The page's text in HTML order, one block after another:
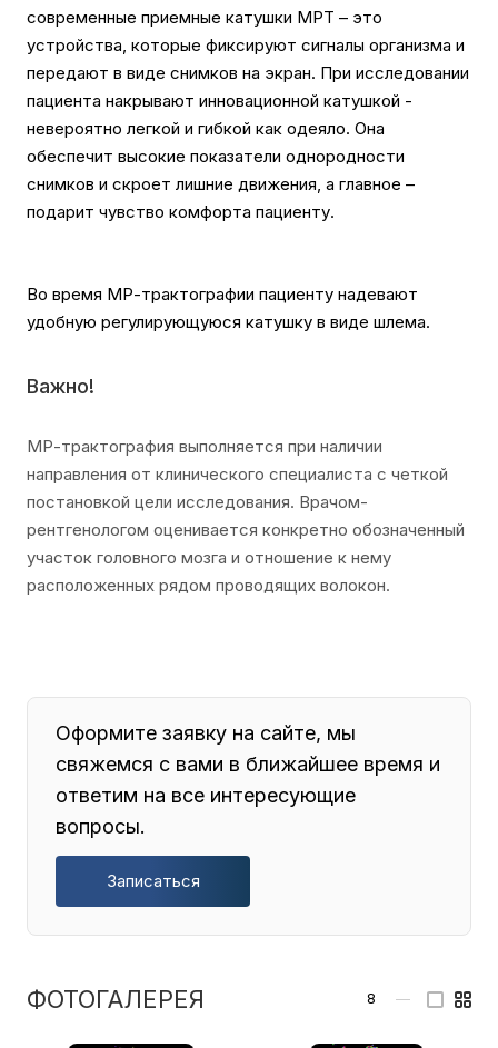
современные приемные катушки МРТ – это
устройства, которые фиксируют сигналы организма и
передают в виде снимков на экран. При исследовании
пациента накрывают инновационной катушкой -
невероятно легкой и гибкой как одеяло. Она
обеспечит высокие показатели однородности
снимков и скроет лишние движения, а главное –
подарит чувство комфорта пациенту.
Во время МР-трактографии пациенту надевают
удобную регулирующуюся катушку в виде шлема.
Важно!
МР-трактография выполняется при наличии
направления от клинического специалиста с четкой
постановкой цели исследования. Врачом-
рентгенологом оценивается конкретно обозначенный
участок головного мозга и отношение к нему
расположенных рядом проводящих волокон.
Оформите заявку на сайте, мы
свяжемся с вами в ближайшее время и
ответим на все интересующие
вопросы.
Записаться
ФОТОГАЛЕРЕЯ 8 —